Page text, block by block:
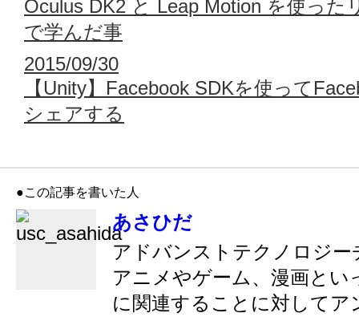
Oculus DK2 と Leap Motion を使った
で学んだ事
2015/09/30
【Unity】Facebook SDKを使って
シェアする
●この記事を書いた人
あさひだ
アドバンストテクノロジー
アニメやゲーム、漫画とい
に関連することに対してア